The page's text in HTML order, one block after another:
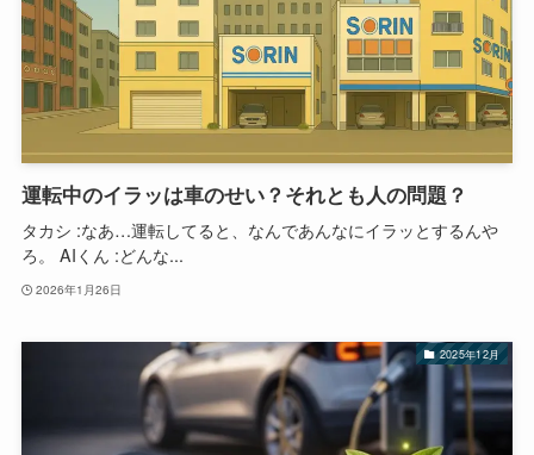
運転中のイラッは車のせい？それとも人の問題？
タカシ :なあ…運転してると、なんであんなにイラッとするんや
ろ。 AIくん :どんな...
2026年1月26日
2025年12月